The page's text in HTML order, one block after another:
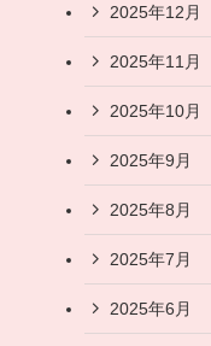
2025年12月
2025年11月
2025年10月
2025年9月
2025年8月
2025年7月
2025年6月